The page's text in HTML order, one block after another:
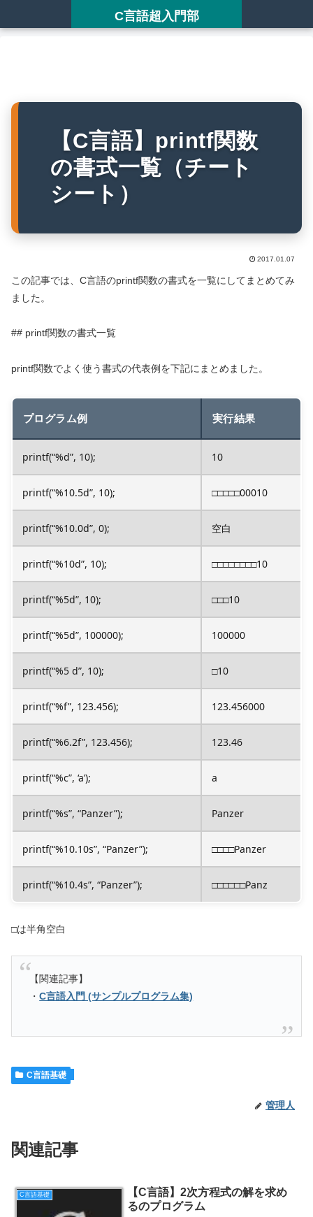
C言語超入門部
【C言語】printf関数
の書式一覧（チート
シート）
2017.01.07
この記事では、C言語のprintf関数の書式を一覧にしてまとめてみ
ました。
## printf関数の書式一覧
printf関数でよく使う書式の代表例を下記にまとめました。
プログラム例 実行結果
printf(“%d”, 10); 10
printf(“%10.5d”, 10); □□□□□00010
printf(“%10.0d”, 0); 空白
printf(“%10d”, 10); □□□□□□□□10
printf(“%5d”, 10); □□□10
printf(“%5d”, 100000); 100000
printf(“%5 d”, 10); □10
printf(“%f”, 123.456); 123.456000
printf(“%6.2f”, 123.456); 123.46
printf(“%c”, ‘a’); a
printf(“%s”, “Panzer”); Panzer
printf(“%10.10s”, “Panzer”); □□□□Panzer
printf(“%10.4s”, “Panzer”); □□□□□□Panz
□は半角空白
【関連記事】
・C言語入門 (サンプルプログラム集)
C言語基礎
管理人
関連記事
C言語基礎
【C言語】2次方程式の解を求め
るのプログラム